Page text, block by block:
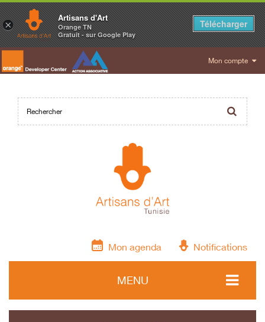
Mon compte
Mon agenda Notifications
MENU
×
Artisans d'Art
Orange TN
Gratuit - sur Google Play
Télécharger